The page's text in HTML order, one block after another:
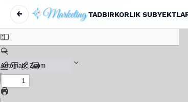
←
Вернуться к Подробностям о статье